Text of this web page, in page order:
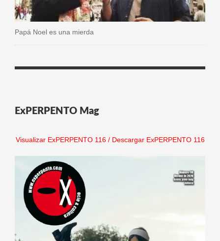
Papá Noel es una mierda
ExPERPENTO Mag
Visualizar ExPERPENTO 116/ Descargar ExPERPENTO 116